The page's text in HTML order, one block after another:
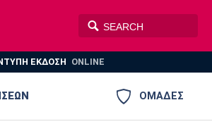
ΕΚΔΟΣΗ ONLINE
ΟΜΑΔΕΣ